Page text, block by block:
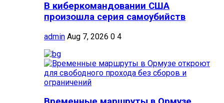
В киберкомандовании США
произошла серия самоубийств
admin Aug 7, 2026 0 4